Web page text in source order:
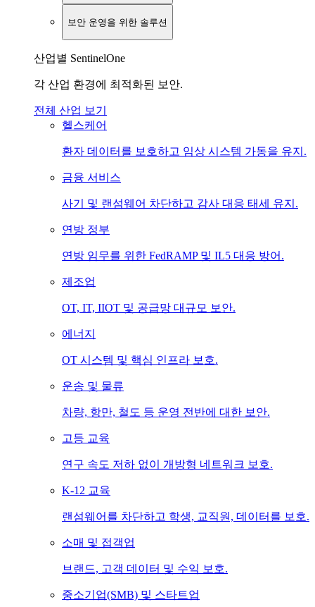
보안 운영을 위한 솔루션
산업별 SentinelOne
각 산업 환경에 최적화된 보안.
전체 산업 보기
헬스케어
환자 데이터를 보호하고 임상 시스템 가동을 유지.
금융 서비스
사기 및 랜섬웨어 차단하고 감사 대응 태세 유지.
연방 정부
연방 임무를 위한 FedRAMP 및 IL5 대응 방어.
제조업
OT, IT, IIOT 및 공급망 대규모 보안.
에너지
OT 시스템 및 핵심 인프라 보호.
운송 및 물류
차량, 항만, 철도 등 운영 전반에 대한 보안.
고등 교육
연구 속도 저하 없이 개방형 네트워크 보호.
K-12 교육
랜섬웨어를 차단하고 학생, 교직원, 데이터를 보호.
소매 및 접객업
브랜드, 고객 데이터 및 수익 보호.
중소기업(SMB) 및 스타트업